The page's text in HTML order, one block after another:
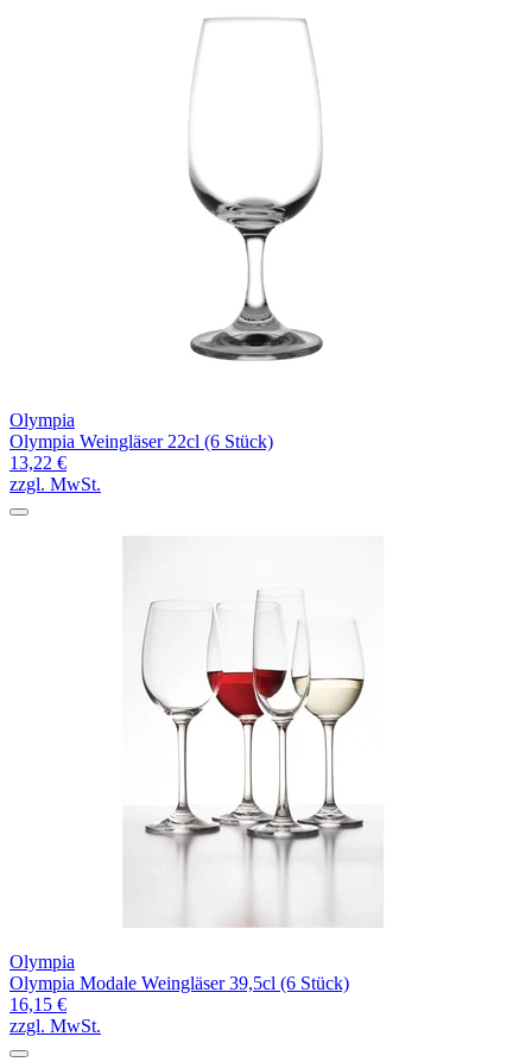
Olympia
Olympia Weingläser 22cl (6 Stück)
13,22 €
zzgl. MwSt.
Olympia
Olympia Modale Weingläser 39,5cl (6 Stück)
16,15 €
zzgl. MwSt.